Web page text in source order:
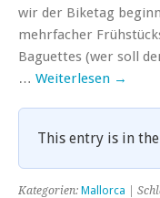
wir der Biketag
mehrfacher
Baguettes (wer soll
… Weiterlesen →
This entry is in
Kategorien: Mallorca |